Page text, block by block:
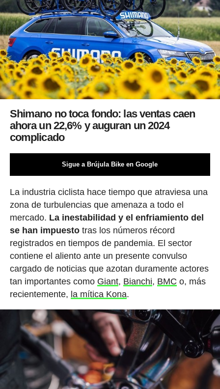
Shimano no toca fondo: las ventas caen
ahora un 22,6% y auguran un 2024
complicado
Sigue a Brújula Bike en Google
La industria ciclista hace tiempo que atraviesa una
zona de turbulencias que amenaza a todo el
mercado. La inestabilidad y el enfriamiento del
se han impuestotras los números récord
registrados en tiempos de pandemia. El sector
contiene el aliento ante un presente convulso
cargado de noticias que azotan duramente actores
tan importantes como Giant, Bianchi, BMC o, más
recientemente, la mítica Kona.